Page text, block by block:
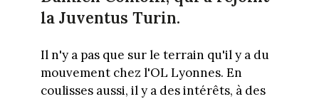
la Juventus Turin.
Il n'y a pas que sur le terrain qu'il y a du
mouvement chez l'OL Lyonnes. En
coulisses aussi, il y a des intérêts, à des